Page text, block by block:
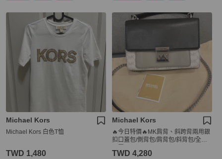
Michael Kors
Michael Kors 白色T恤
TWD 1,480
Michael Kors
🔥今日特價🔥MK肩背、斜跨背兩用銀
扣口蓋包/側背包/肩背包/斜背包/全新
TWD 4,280